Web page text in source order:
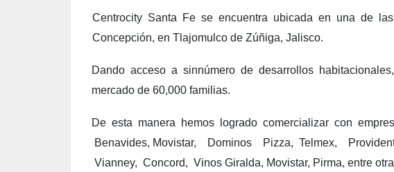
Centrocity Santa Fe se encuentra ubicada en una de las
Concepción, en Tlajomulco de Zúñiga, Jalisco.
Dando acceso a sinnúmero de desarrollos
mercado de 60,000 familias.
De esta manera hemos logrado comercializar con
Benavides, Movistar, Dominos Pizza, Telmex,
Vianney, Concord, Vinos Giralda, Movistar, Pirma, entre